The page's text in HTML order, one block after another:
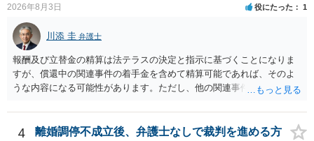
だ、離婚訴訟をしたくないという考えを見透かされてしまうと、逆に
足下を見られてしまいますので、注意する必要があります。 夫が離婚
に抵抗する可能性が高いのであれば、むしろ淡々と調停不成立にして
離婚訴訟で離婚原因を主張し、判決へ持っていく方が近道であること
も少なくありません。見通し等を含め、弁護士へ相談・依頼した方が
よいと思います。
2026年8月3日 役にたった 1
川添 圭 弁護士
報酬及び立替金の精算は法テラスの決定と指示に基づくことになりま
すが、償還中の関連事件の着手金を含めて精算可能であれば、そのよ
うな内容になる可能性があります。ただし、他の関連事件でも相手方
情によって対応が違いますので、法テラスへお尋ねいただいた方が確
実です。
4
離婚調停不成立後、弁護士なしで裁判を進める方